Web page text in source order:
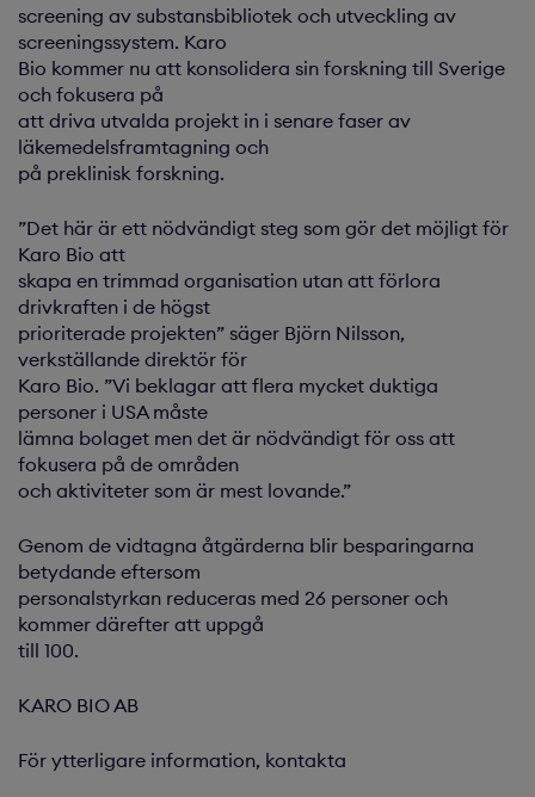
screening av substansbibliotek och utveckling av
screeningssystem. Karo
Bio kommer nu att konsolidera sin forskning till Sverige
och fokusera på
att driva utvalda projekt in i senare faser av
läkemedelsframtagning och
på preklinisk forskning.
”Det här är ett nödvändigt steg som gör det möjligt för
Karo Bio att
skapa en trimmad organisation utan att förlora
drivkraften i de högst
prioriterade projekten” säger Björn Nilsson,
verkställande direktör för
Karo Bio. ”Vi beklagar att flera mycket duktiga
personer i USA måste
lämna bolaget men det är nödvändigt för oss att
fokusera på de områden
och aktiviteter som är mest lovande.”
Genom de vidtagna åtgärderna blir besparingarna
betydande eftersom
personalstyrkan reduceras med 26 personer och
kommer därefter att uppgå
till 100.
KARO BIO AB
För ytterligare information, kontakta